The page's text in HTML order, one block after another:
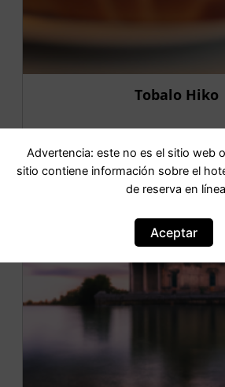
Tobalo Hiko
IR AL HOTEL
Advertencia: este no es el sitio web
sitio contiene información sobre el
de reserva en
Aceptar